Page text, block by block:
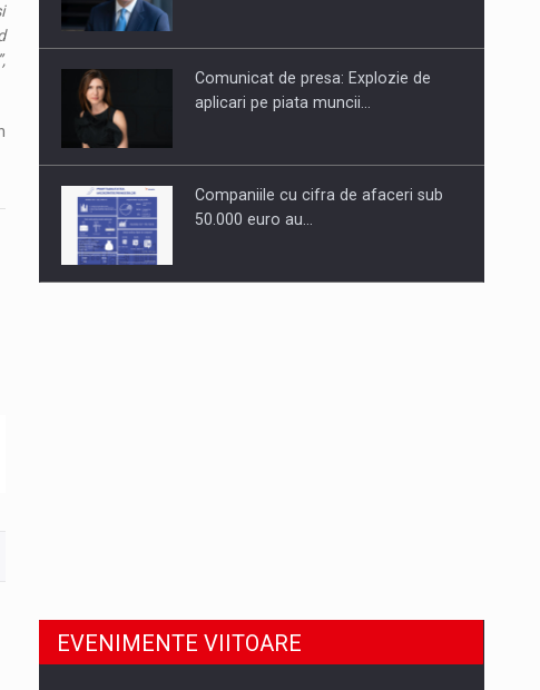
Comunicat de presa: Explozie de
aplicari pe piata muncii…
Companiile cu cifra de afaceri sub
50.000 euro au…
EVENIMENTE VIITOARE